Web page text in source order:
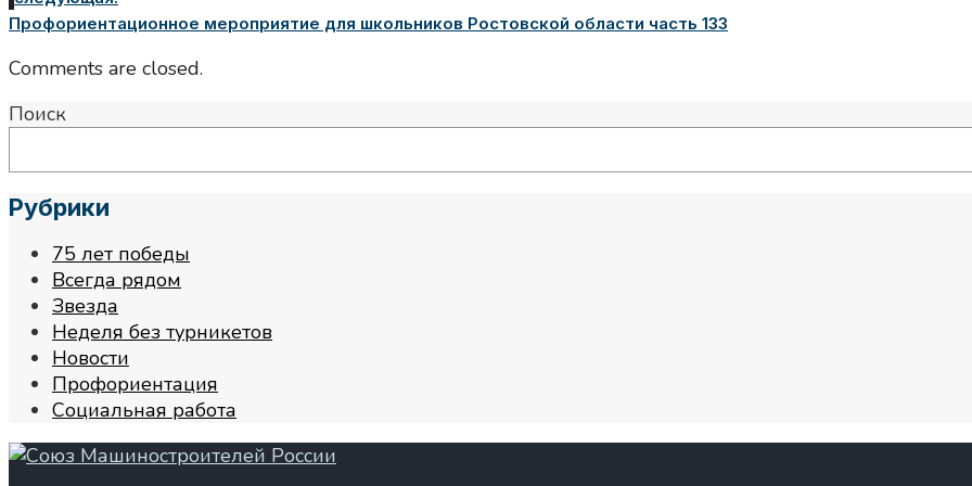
Профориентационное мероприятие для школьников Ростовской области часть 133
Comments are closed.
Поиск
Рубрики
75 лет победы
Всегда рядом
Звезда
Неделя без турникетов
Новости
Профориентация
Социальная работа